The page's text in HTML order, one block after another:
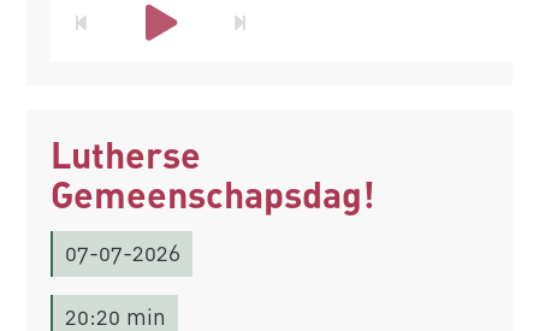
Lutherse
Gemeenschapsdag!
07-07-2026
20:20 min